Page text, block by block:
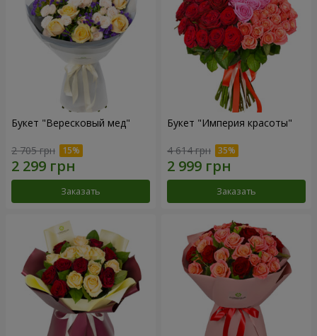
Букет "Вересковый мед"
2 705 грн
Заказать
Букет "Империя красоты"
4 614 грн
Заказать